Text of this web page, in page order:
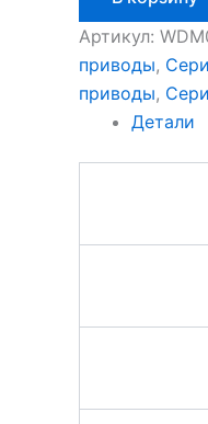
Aignep
WDM0630010
Артикул:
приводы,
приводы,
Детали